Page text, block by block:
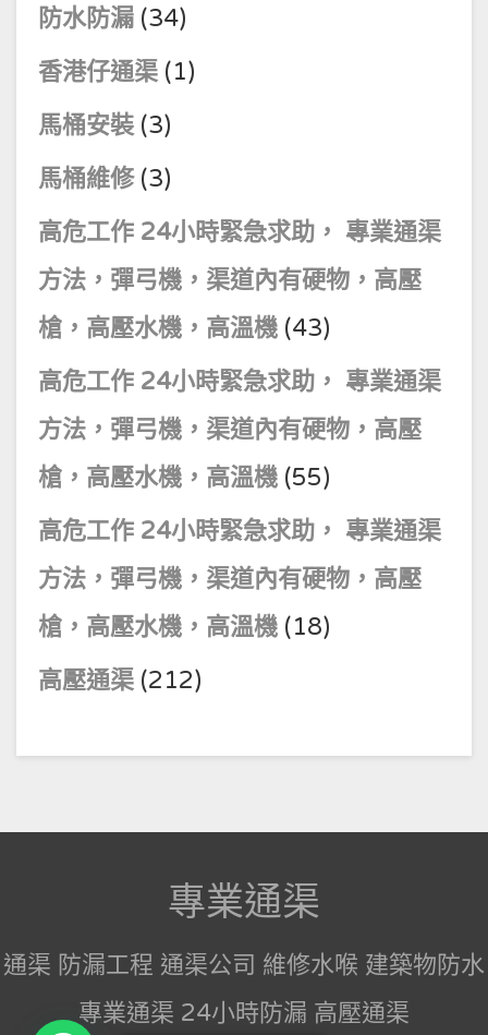
防水防漏 (34)
香港仔通渠 (1)
馬桶安裝 (3)
馬桶維修(3)
高危工作 24小時緊急求助， 專業通渠
方法，彈弓機，渠道內有硬物，高壓
槍，高壓水機，高溫機 (43)
高危工作 24小時緊急求助， 專業通渠
方法，彈弓機，渠道內有硬物，高壓
槍，高壓水機，高溫機 (55)
高危工作 24小時緊急求助， 專業通渠
方法，彈弓機，渠道內有硬物，高壓
槍，高壓水機，高溫機 (18)
高壓通渠 (212)
專業通渠
通渠 防漏工程 通渠公司 維修水喉 建築物防水
專業通渠 24小時防漏 高壓通渠